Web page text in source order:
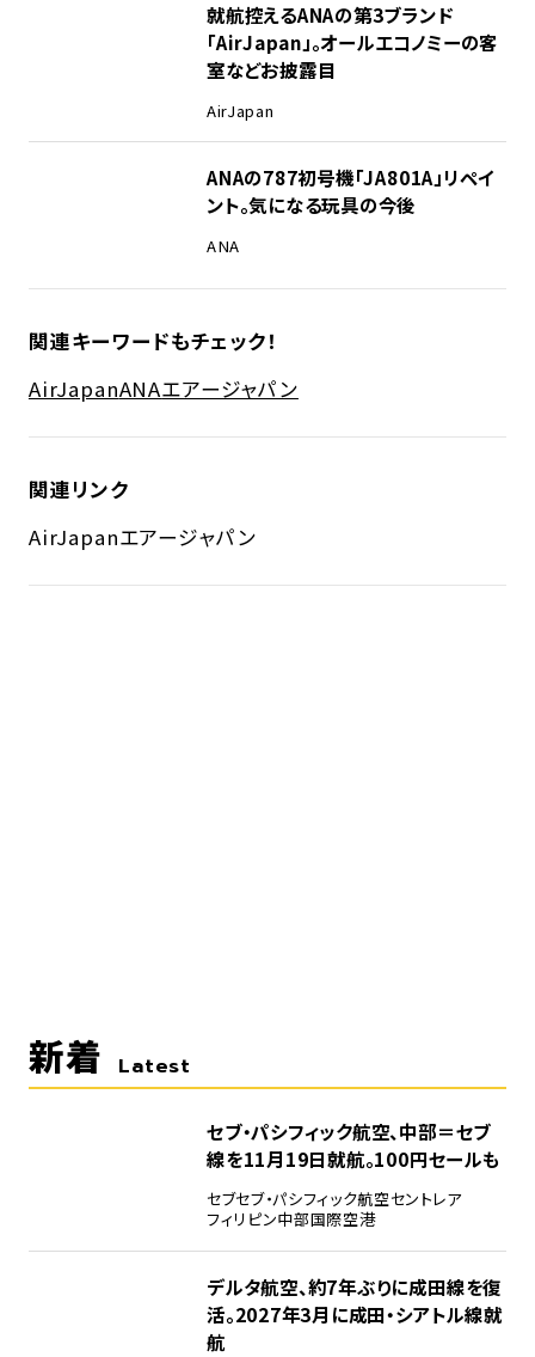
就航控えるANAの第3ブランド
「AirJapan」。オールエコノミーの客
室などお披露目
AirJapan
ANAの787初号機「JA801A」リペイ
ント。気になる玩具の今後
ANA
関連キーワードもチェック！
AirJapanANAエアージャパン
関連リンク
AirJapanエアージャパン
新着 Latest
セブ・パシフィック航空、中部＝セブ
線を11月19日就航。100円セールも
セブセブ・パシフィック航空セントレア
フィリピン中部国際空港
デルタ航空、約7年ぶりに成田線を復
活。2027年3月に成田・シアトル線就
航